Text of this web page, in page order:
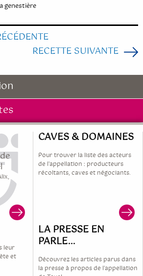
genestière
RECETTE SUIVANTE
CAVES & DOMAINES
Pour trouver la liste des acteurs
de l'appellation : producteurs
récoltants, caves et négociants.
leur
et
LA PRESSE EN
PARLE...
Découvrez les articles parus dans
la presse à propos de l'appellation